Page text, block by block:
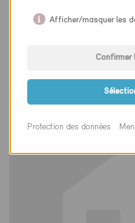
Vionnaz 1895
Nouvelle construction,
VS-105-P
Afficher/masquer les
Confirmer
Protection des données